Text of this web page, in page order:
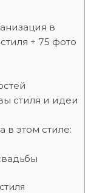
в
+ 75 фото
стиля и идеи
этом стиле: